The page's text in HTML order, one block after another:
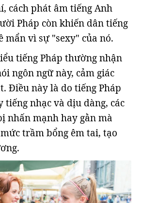
cách phát âm tiếng Anh
Pháp còn khiến dân tiếng
mẩn vì sự "sexy" của nó.
tiếng Pháp thường nhận
ngôn ngữ này, cảm giác
Điều này là do tiếng Pháp
tiếng nhạc và dịu dàng, các
nhấn mạnh hay gằn mà
trầm bổng êm tai, tạo